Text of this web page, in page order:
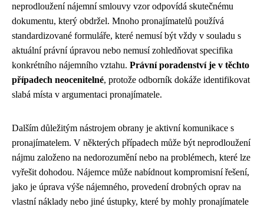
neprodloužení nájemní smlouvy vzor odpovídá skutečnému
dokumentu, který obdržel. Mnoho pronajímatelů používá
standardizované formuláře, které nemusí být vždy v souladu s
aktuální právní úpravou nebo nemusí zohledňovat specifika
konkrétního nájemního vztahu. Právní poradenství je v těchto
případech neocenitelné, protože odborník dokáže identifikovat
slabá místa v argumentaci pronajímatele.
Dalším důležitým nástrojem obrany je aktivní komunikace s
pronajímatelem. V některých případech může být neprodloužení
nájmu založeno na nedorozumění nebo na problémech, které lze
vyřešit dohodou. Nájemce může nabídnout kompromisní řešení,
jako je úprava výše nájemného, provedení drobných oprav na
vlastní náklady nebo jiné ústupky, které by mohly pronajímatele